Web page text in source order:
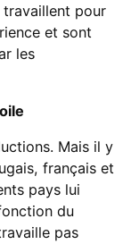
pour
et sont
les
Mais il y
français et
pays lui
du
pas